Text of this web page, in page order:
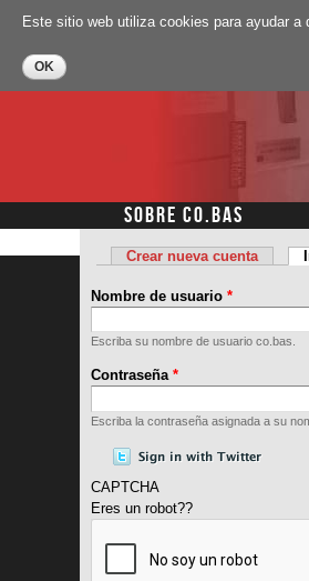
Este sitio web utiliza cookies para ayudar
Menú secundario
SOBRE CO.BAS
Solapas principales
Crear nueva cuenta
Nombre de usuario *
Escriba su nombre de usuario co.bas.
Contraseña *
Escriba la contraseña asignada a su
CAPTCHA
Eres un robot??